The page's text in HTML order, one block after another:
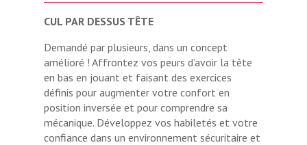
CUL PAR DESSUS TÊTE
Demandé par plusieurs, dans un concept
amélioré ! Affrontez vos peurs d’avoir la tête
en bas en jouant et faisant des exercices
définis pour augmenter votre confort en
position inversée et pour comprendre sa
mécanique. Développez vos habiletés et votre
confiance dans un environnement sécuritaire et